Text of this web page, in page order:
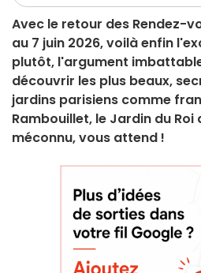
Avec le retour des Rendez-
au 7 juin 2026, voilà enfin
plutôt, l'argument
découvrir les plus beaux,
jardins parisiens comme
Rambouillet, le Jardin du Roi
méconnu, vous attend !